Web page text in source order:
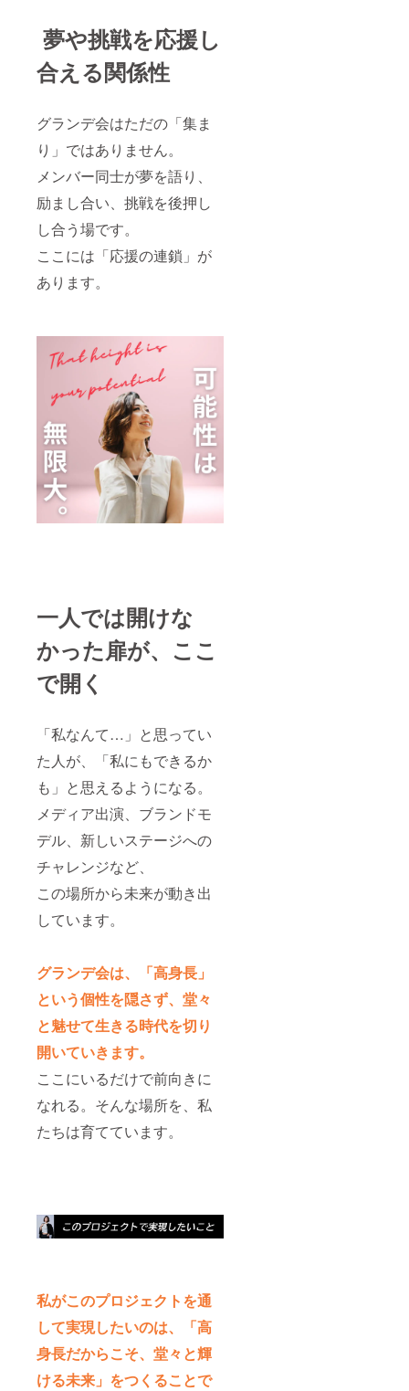
夢や挑戦を応援し
合える関係性
グランデ会はただの「集ま
り」ではありません。
メンバー同士が夢を語り、
励まし合い、挑戦を後押し
し合う場です。
ここには「応援の連鎖」が
あります。
一人では開けな
かった扉が、ここ
で開く
「私なんて…」と思ってい
た人が、「私にもできるか
も」と思えるようになる。
メディア出演、ブランドモ
デル、新しいステージへの
チャレンジなど、
この場所から未来が動き出
しています。
グランデ会は、「高身長」
という個性を隠さず、堂々
と魅せて生きる時代を切り
開いていきます。
ここにいるだけで前向きに
なれる。そんな場所を、私
たちは育てています。
私がこのプロジェクトを通
して実現したいのは、「高
身長だからこそ、堂々と輝
ける未来」をつくることで